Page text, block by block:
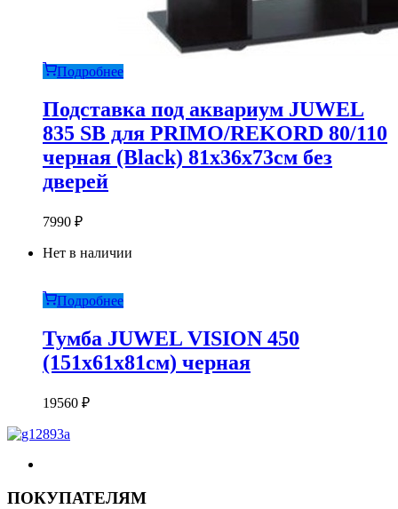
Подробнее
Подставка под аквариум JUWEL
835 SB для PRIMO/REKORD 80/110
черная (Black) 81х36х73см без
дверей
7990 ₽
Нет в наличии
Подробнее
Тумба JUWEL VISION 450
(151х61х81см) черная
19560 ₽
ПОКУПАТЕЛЯМ